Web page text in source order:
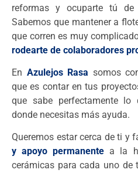
reformas y ocuparte tú
Sabemos que mantener a
que corren es muy
rodearte de colaboradores
En Azulejos Rasa somos
que es contar en tus
que sabe perfectamente
donde necesitas más ayuda.
Queremos estar cerca de ti y
y apoyo permanente a la
cerámicas para cada uno de